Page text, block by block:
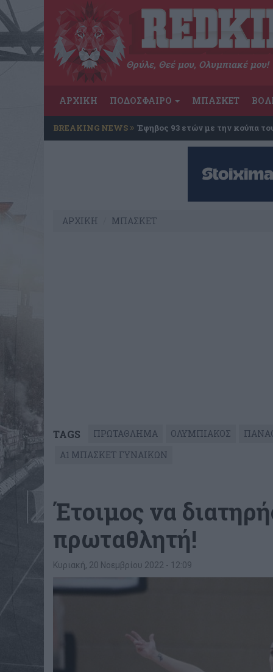
Θρύλε, Θεέ μου, Ολυμπιακέ μου!
ΑΡΧΙΚΗ ΠΟΔΟΣΦΑΙΡΟ ΜΠΑΣΚΕΤ
BREAKING NEWS Έφηβος 93 ετών με την κούπα
ΑΡΧΙΚΗ ΜΠΑΣΚΕΤ
TAGS ΠΡΩΤΑΘΛΗΜΑ ΟΛΥΜΠΙΑΚΟΣ
Α1 ΜΠΑΣΚΕΤ ΓΥΝΑΙΚΩΝ
Έτοιμος να
πρωταθλητή!
Κυριακή, 20 Νοεμβρίου 2022 - 12:09